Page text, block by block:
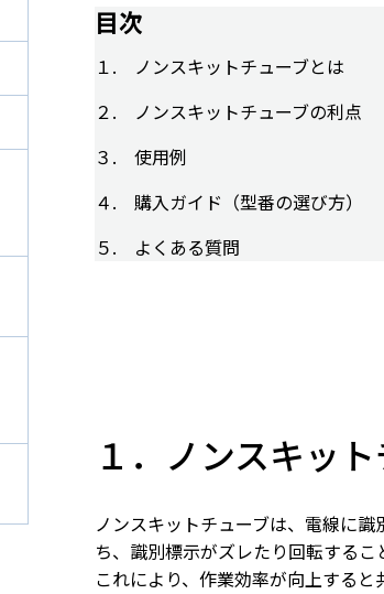
目次
１. ノンスキットチューブとは
２. ノンスキットチューブの利点
３. 使用例
４. 購入ガイド（型番の選び方）
５. よくある質問
１．ノンスキッ
ノンスキットチューブは、電線に
ち、識別標示がズレたり回転するこ
これにより、作業効率が向上すると